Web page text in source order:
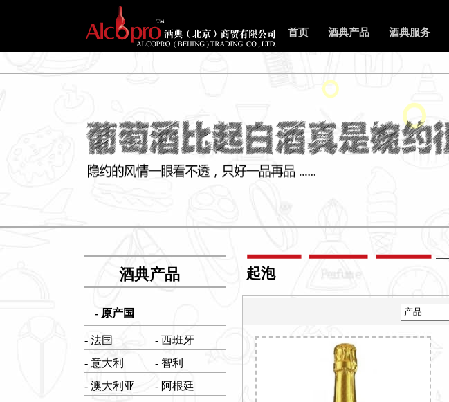
首页 酒典产品 酒典服务
酒典产品
- 原产国
- 法国
- 西班牙
- 意大利
- 智利
- 澳大利亚
- 阿根廷
起泡